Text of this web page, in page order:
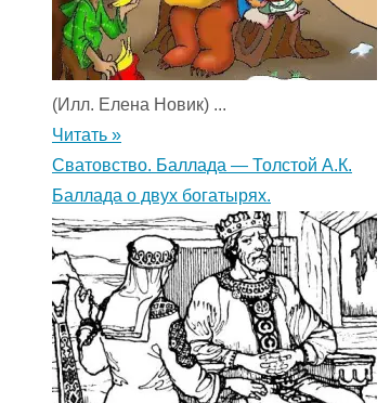
(Илл. Елена Новик) ...
Читать »
Сватовство. Баллада — Толстой А.К.
Баллада о двух богатырях.